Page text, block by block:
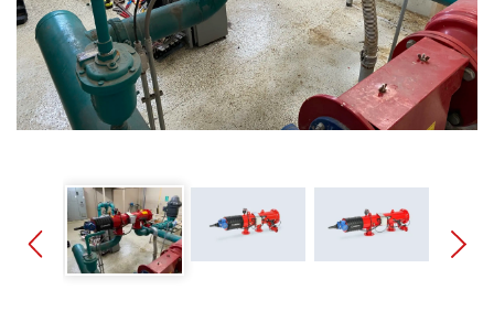
Spanish
Russia
Russian
Germany
Based on your current location, we recommend